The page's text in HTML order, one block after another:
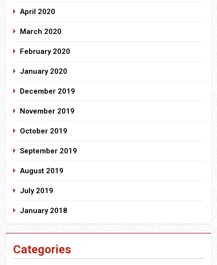
April 2020
March 2020
February 2020
January 2020
December 2019
November 2019
October 2019
September 2019
August 2019
July 2019
January 2018
Categories